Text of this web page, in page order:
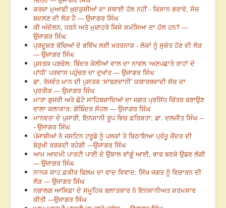
ਕਰਜ਼ਾ ਮੁਆਫ਼ੀ ਖ਼ੁਦਕੁਸ਼ੀਆਂ ਦਾ ਸਥਾਈ ਹੱਲ ਨਹੀਂ - ਕਿਸਾਨ ਭਰਾਵੋ, ਸੋਚ
ਬਦਲਣ ਦੀ ਲੋੜ ਹੈ --- ਉਜਾਗਰ ਸਿੰਘ
ਕੀ ਅੰਦੋਲਨ, ਧਰਨੇ ਅਤੇ ਮੁਜ਼ਾਹਰੇ ਕਿਸੇ ਸਮੱਸਿਆ ਦਾ ਹੱਲ ਹਨ? ---
ਉਜਾਗਰ ਸਿੰਘ
ਪ੍ਰਦੂਸ਼ਣ ਬੱਚਿਆਂ ਦੇ ਭਵਿੱਖ ਲਈ ਖ਼ਤਰਨਾਕ - ਲੋਕਾਂ ਨੂੰ ਸੁਚੇਤ ਹੋਣ ਦੀ ਲੋੜ
--- ਉਜਾਗਰ ਸਿੰਘ
ਪੁਸਤਕ ਪੜਚੋਲ: ਬਿੰਦਰ ਕੋਲੀਆਂ ਵਾਲ ਦਾ ਨਾਵਲ ‘ਅਣਪਛਾਤੇ ਰਾਹਾਂ ਦੇ
ਪਾਂਧੀ’ ਪਰਵਾਸ ਪਹੁੰਚਣ ਦਾ ਦੁਖਾਂਤ --- ਉਜਾਗਰ ਸਿੰਘ
ਡਾ. ਤੇਜਵੰਤ ਮਾਨ ਦੀ ਪੁਸਤਕ ‘ਸਾਬਣਦਾਨੀ’ ਯਥਾਰਥਵਾਦੀ ਸੱਚ ਦਾ
ਪ੍ਰਤੀਕ --- ਉਜਾਗਰ ਸਿੰਘ
ਮਾਤਾ ਗੁਜਰੀ ਅਤੇ ਛੋਟੇ ਸਾਹਿਬਜ਼ਾਦਿਆਂ ਦਾ ਜਗਤ ਪ੍ਰਸਿੱਧ ਚਿੱਤਰ ਬਣਾਉਣ
ਵਾਲਾ ਕਲਾਕਾਰ: ਗੋਬਿੰਦਰ ਸੋਹਲ --- ਉਜਾਗਰ ਸਿੰਘ
ਮਾਨਵਤਾ ਦੇ ਪੁਜਾਰੀ, ਇਨਸਾਨੀ ਰੂਪ ਵਿਚ ਫ਼ਰਿਸ਼ਤਾ: ਡਾ. ਦਲਜੀਤ ਸਿੰਘ --
- ਉਜਾਗਰ ਸਿੰਘ
ਪੰਜਾਬੀਆਂ ਨੇ ਜਸਟਿਨ ਟਰੂਡੋ ਨੂੰ ਪਲਕਾਂ ਤੇ ਬਿਠਾਇਆ ਪ੍ਰੰਤੂ ਕੇਂਦਰ ਦੀ
ਬੇਰੁਖੀ ਰੜਕਦੀ ਰਹੇਗੀ ---ਉਜਾਗਰ ਸਿੰਘ
ਆਮ ਆਦਮੀ ਪਾਰਟੀ ਪਾਣੀ ਦੇ ਉਬਾਲ ਵਾਂਗੂੰ ਆਈ, ਭਾਫ ਬਣਕੇ ਉਡਣ ਲੱਗੀ
--- ਉਜਾਗਰ ਸਿੰਘ
ਨਾਨਕ ਸ਼ਾਹ ਫ਼ਕੀਰ ਫਿਲਮ ਦਾ ਵਾਦ ਵਿਵਾਦ: ਸਿੱਖ ਜਗਤ ਨੂੰ ਵਿਚਾਰਨ ਦੀ
ਲੋੜ --- ਉਜਾਗਰ ਸਿੰਘ
ਨਬਾਲਗ ਆਸਿਫ਼ਾ ਦੇ ਸਮੂਹਿਕ ਬਲਾਤਕਾਰ ਨੇ ਇਨਸਾਨੀਅਤ ਸ਼ਰਮਸਾਰ
ਕੀਤੀ ---ਉਜਾਗਰ ਸਿੰਘ